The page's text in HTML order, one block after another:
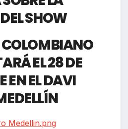
SHOW
COLOMBIANO
EL 28 DE
EN EL DAVI
Medellin.png